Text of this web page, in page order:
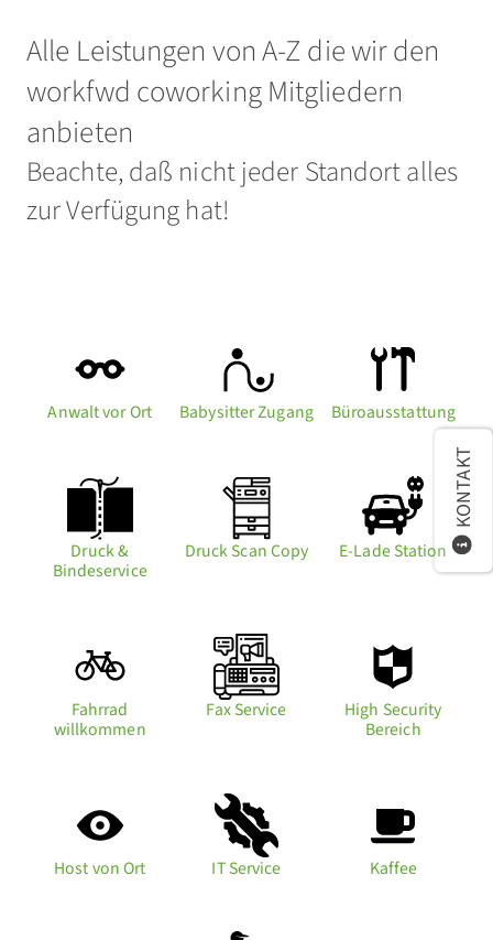
Alle Leistungen von A-Z die wir den
workfwd coworking Mitgliedern
anbieten
Beachte, daß nicht jeder Standort alles
zur Verfügung hat!
Anwalt vor Ort Babysitter Zugang Büroausstattung
Druck &
Bindeservice
Druck Scan Copy E-Lade Station
Fahrrad
willkommen
Fax Service
High Security
Bereich
Host von Ort IT Service Kaffee
KONTAKT